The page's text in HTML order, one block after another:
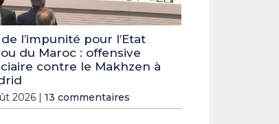
l’impunité pour l’Etat
du Maroc : offensive
contre le Makhzen à
2026 | 13 commentaires